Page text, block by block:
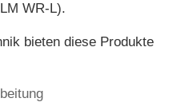
WR-L).
bieten diese Produkte